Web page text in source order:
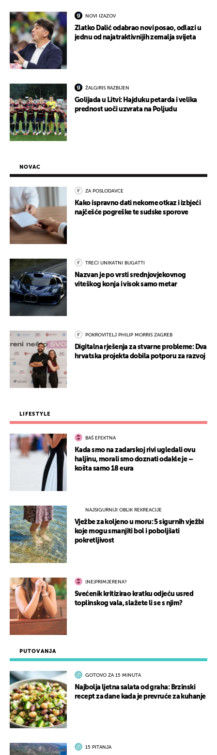
NOVI IZAZOV
Zlatko Dalić odabrao novi posao, odlazi u
jednu od najatraktivnijih zemalja svijeta
ŽALGIRIS RAZBIJEN
Golijada u Litvi: Hajduku petarda i velika
prednost uoči uzvrata na Poljudu
PUTOVANJA
GOTOVO ZA 15 MINUTA
Najbolja ljetna salata od graha: Brzinski
recept za dane kada je prevruće za kuhanje
15 PITANJA
NOVAC
ZA POSLODAVCE
Kako ispravno dati nekome otkaz i izbjeći
najčešće pogreške te sudske sporove
TREĆI UNIKATNI BUGATTI
Nazvan je po vrsti srednjovjekovnog
viteškog konja i visok samo metar
POKROVITELJ PHILIP MORRIS ZAGREB
Digitalna rješenja za stvarne probleme: Dva
hrvatska projekta dobila potporu za razvoj
LIFESTYLE
BAŠ EFEKTNA
Kada smo na zadarskoj rivi ugledali ovu
haljinu, morali smo doznati odakle je –
košta samo 18 eura
NAJSIGURNIJI OBLIK REKREACIJE
Vježbe za koljeno u moru: 5 sigurnih vježbi
koje mogu smanjiti bol i poboljšati
pokretljivost
(NE)PRIMJERENA?
Svećenik kritizirao kratku odjeću usred
toplinskog vala, slažete li se s njim?